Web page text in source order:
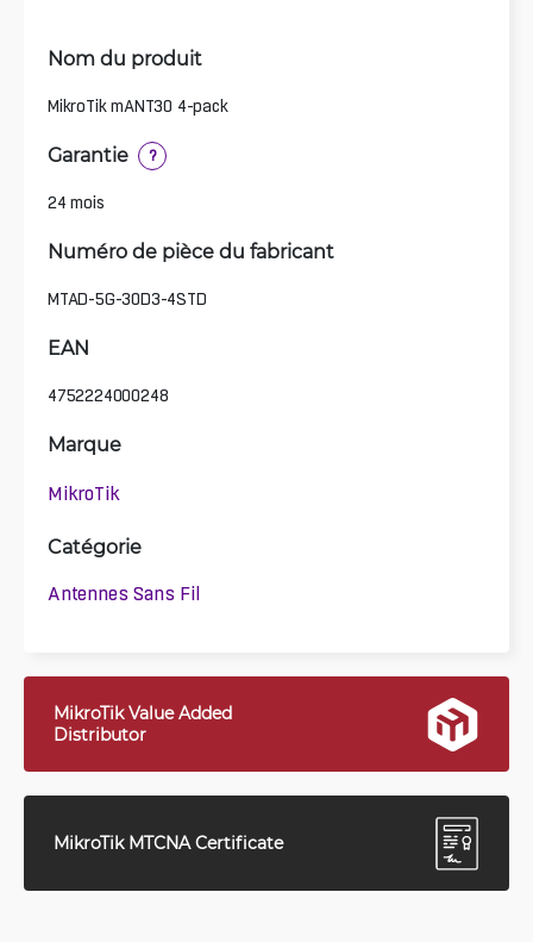
Nom du produit
MikroTik mANT30 4-pack
Garantie ?
24 mois
Numéro de pièce du fabricant
MTAD-5G-30D3-4STD
EAN
4752224000248
Marque
MikroTik
Catégorie
Antennes Sans Fil
MikroTik Value Added
Distributor
MikroTik MTCNA Certificate